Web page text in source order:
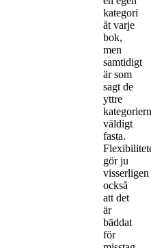
kategori
åt varje
bok,
men
samtidigt
är som
sagt de
yttre
väldigt
fasta.
gör ju
visserligen
också
att det
är
bäddat
för